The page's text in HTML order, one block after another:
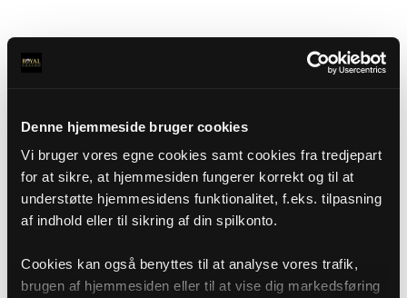
Denne hjemmeside bruger cookies
Vi bruger vores egne cookies samt cookies fra tredjepart
for at sikre, at hjemmesiden fungerer korrekt og til at
understøtte hjemmesidens funktionalitet, f.eks. tilpasning
af indhold eller til sikring af din spilkonto.
Cookies kan også benyttes til at analyse vores trafik,
brugen af hjemmesiden eller til at vise dig markedsføring